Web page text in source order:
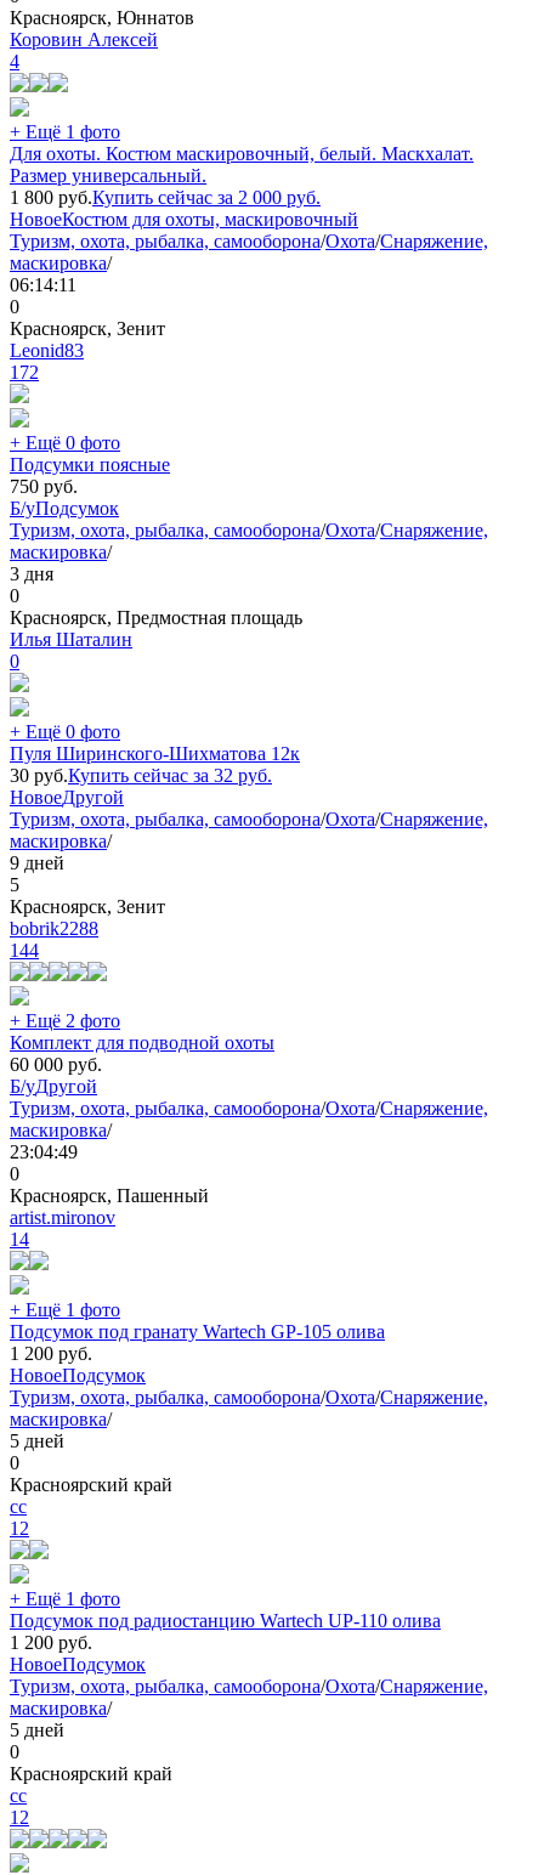
Красноярск, Юннатов
Коровин Алексей
4
+ Ещё 1 фото
Для охоты. Костюм маскировочный, белый. Маскхалат.
Размер универсальный.
1 800 руб.Купить сейчас за 2 000 руб.
НовоеКостюм для охоты, маскировочный
Туризм, охота, рыбалка, самооборона/Охота/Снаряжение,
маскировка/
06:14:11
0
Красноярск, Зенит
Leonid83
172
+ Ещё 0 фото
Подсумки поясные
750 руб.
Б/уПодсумок
Туризм, охота, рыбалка, самооборона/Охота/Снаряжение,
маскировка/
3 дня
0
Красноярск, Предмостная площадь
Илья Шаталин
0
+ Ещё 0 фото
Пуля Ширинского-Шихматова 12к
30 руб.Купить сейчас за 32 руб.
НовоеДругой
Туризм, охота, рыбалка, самооборона/Охота/Снаряжение,
маскировка/
9 дней
5
Красноярск, Зенит
bobrik2288
144
+ Ещё 2 фото
Комплект для подводной охоты
60 000 руб.
Б/уДругой
Туризм, охота, рыбалка, самооборона/Охота/Снаряжение,
маскировка/
23:04:49
0
Красноярск, Пашенный
artist.mironov
14
+ Ещё 1 фото
Подсумок под гранату Wartech GP-105 олива
1 200 руб.
НовоеПодсумок
Туризм, охота, рыбалка, самооборона/Охота/Снаряжение,
маскировка/
5 дней
0
Красноярский край
сс
12
+ Ещё 1 фото
Подсумок под радиостанцию Wartech UP-110 олива
1 200 руб.
НовоеПодсумок
Туризм, охота, рыбалка, самооборона/Охота/Снаряжение,
маскировка/
5 дней
0
Красноярский край
сс
12